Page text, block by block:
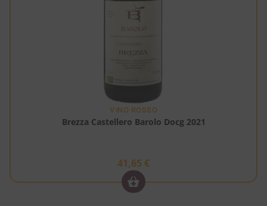
VINO ROSSO
Brezza Castellero Barolo Docg 2021
41,65 €